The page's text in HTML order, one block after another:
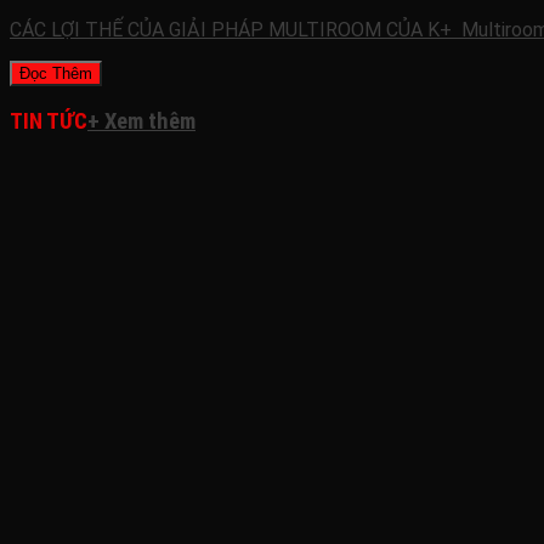
CÁC LỢI THẾ CỦA GIẢI PHÁP MULTIROOM CỦA K+
Đọc Thêm
TIN TỨC+ Xem thêm